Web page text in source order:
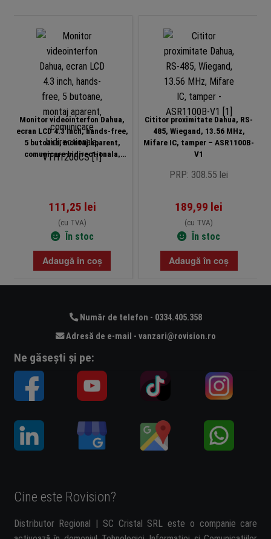
Monitor videointerfon Dahua,
ecran LCD 4.3 inch, hands-free,
5 butoane, montaj aparent,
comunicare bidirectionala,
VTH1200CS
111,25 lei
(cu TVA)
În stoc
Adaugă în coș
Cititor proximitate Dahua, RS-
485, Wiegand, 13.56 MHz,
Mifare IC, tamper – ASR1100B-
V1
PRP: 308.55 lei
189,99 lei
(cu TVA)
În stoc
Adaugă în coș
Număr de telefon - 0334.405.358
Adresă de e-mail - vanzari@rovision.ro
Ne găsești și pe:
Cine este Rovision?
Distributor Regional | SC Cristal SRL este o companie care